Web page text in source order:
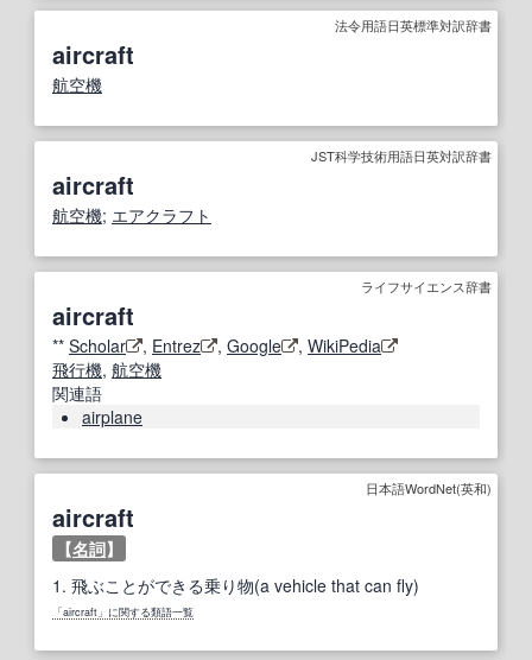
法令用語日英標準対訳辞書
aircraft
航空機
JST科学技術用語日英対訳辞書
aircraft
航空機; エアクラフト
ライフサイエンス辞書
aircraft
** Scholar , Entrez , Google , WikiPedia
飛行機, 航空機
関連語
airplane
日本語WordNet(英和)
aircraft
【名詞】
1. 飛ぶことができる乗り物(a vehicle that can fly)
「aircraft」に関する類語一覧